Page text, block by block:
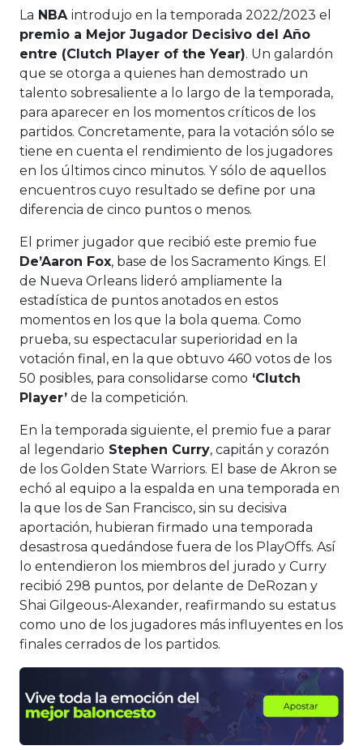
La NBA introdujo en la temporada 2022/2023 el
premio a Mejor Jugador Decisivo del Año
entre (Clutch Player of the Year). Un galardón
que se otorga a quienes han demostrado un
talento sobresaliente a lo largo de la temporada,
para aparecer en los momentos críticos de los
partidos. Concretamente, para la votación sólo se
tiene en cuenta el rendimiento de los jugadores
en los últimos cinco minutos. Y sólo de aquellos
encuentros cuyo resultado se define por una
diferencia de cinco puntos o menos.
El primer jugador que recibió este premio fue
De’Aaron Fox, base de los Sacramento Kings. El
de Nueva Orleans lideró ampliamente la
estadística de puntos anotados en estos
momentos en los que la bola quema. Como
prueba, su espectacular superioridad en la
votación final, en la que obtuvo 460 votos de los
50 posibles, para consolidarse como ‘Clutch
Player’ de la competición.
En la temporada siguiente, el premio fue a parar
al legendario Stephen Curry, capitán y corazón
de los Golden State Warriors. El base de Akron se
echó al equipo a la espalda en una temporada en
la que los de San Francisco, sin su decisiva
aportación, hubieran firmado una temporada
desastrosa quedándose fuera de los PlayOffs. Así
lo entendieron los miembros del jurado y Curry
recibió 298 puntos, por delante de DeRozan y
Shai Gilgeous-Alexander, reafirmando su estatus
como uno de los jugadores más influyentes en los
finales cerrados de los partidos.